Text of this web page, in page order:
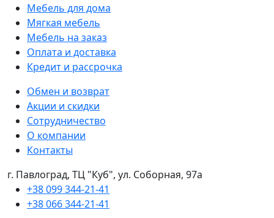
Мебель для дома
Мягкая мебель
Мебель на заказ
Оплата и доставка
Кредит и рассрочка
Обмен и возврат
Акции и скидки
Сотрудничество
О компании
Контакты
г. Павлоград, ТЦ "Куб", ул. Соборная, 97а
+38 099 344-21-41
+38 066 344-21-41